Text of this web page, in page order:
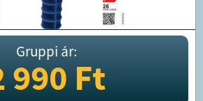
Gruppi ár:
990Ft